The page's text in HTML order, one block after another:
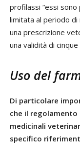
profilassi “essi
limitata al periodo di
una prescrizione
una validità di
Uso del
Di particolare
che il regolamento
medicinali
specifico